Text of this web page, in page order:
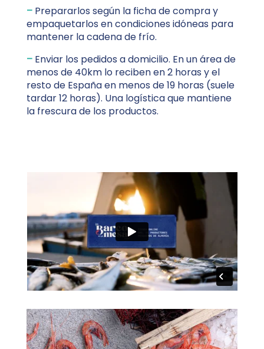
–Prepararlos según la ficha de compra y
empaquetarlos en condiciones idóneas para
mantener la cadena de frío.
–Enviar los pedidos a domicilio. En un área de
menos de 40km lo reciben en 2 horas y el
resto de España en menos de 19 horas (suele
tardar 12 horas). Una logística que mantiene
la frescura de los productos.